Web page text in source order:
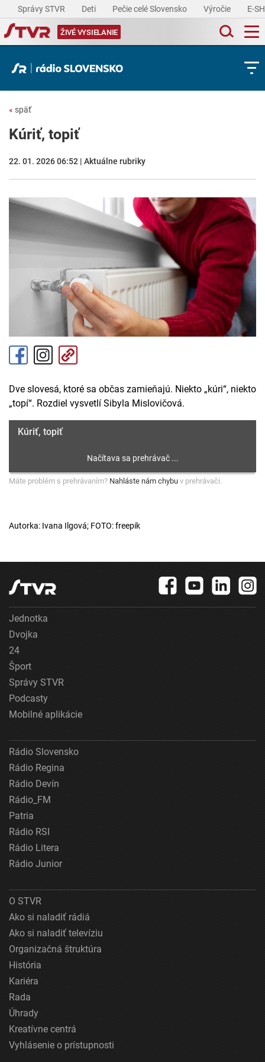
Správy STVR Deti Pečie celé Slovensko Výročie E-
ŽIVÉ VYSIELANIE
« späť
Kúriť, topiť
22. 01. 2026 06:52 | Aktuálne rubriky
Dve slovesá, ktoré sa občas zamieňajú. Niekto „kúri“, niekto
„topí“. Rozdiel vysvetlí Sibyla Mislovičová.
Kúriť, topiť
Máte problém s prehrávaním? Nahláste nám chybu v prehrávači.
Autorka: Ivana Ilgová; FOTO: freepik
Jednotka
Dvojka
24
Šport
Správy STVR
Podcasty
Mobilné aplikácie
Rádio Slovensko
Rádio Regina
Rádio Devín
Rádio_FM
Patria
Rádio RSI
Rádio Litera
Rádio Junior
O STVR
Ako si naladiť rádiá
Ako si naladiť televíziu
Organizačná štruktúra
História
Kariéra
Rada
Úhrady
Kreatívne centrá
Vyhlásenie o prístupnosti